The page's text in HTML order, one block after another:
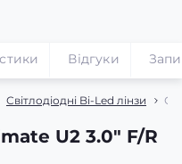
Світлодіодні Bi-Led лінзи
U2 3.0" F/R
Відгуки